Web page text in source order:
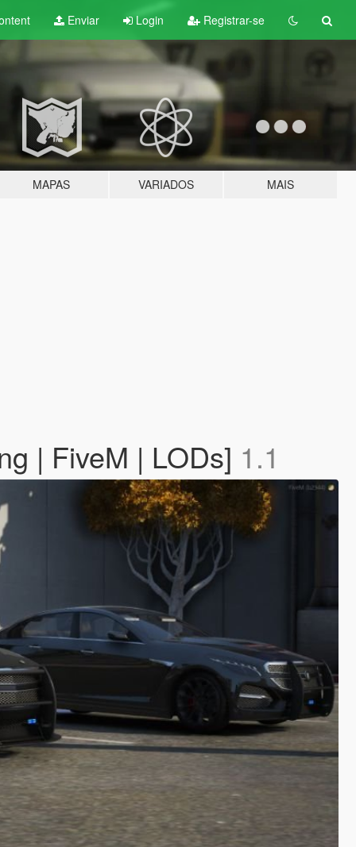
Enviar Login Registrar-se
MAPAS VARIADOS MAIS
| FiveM | LODs] 1.1